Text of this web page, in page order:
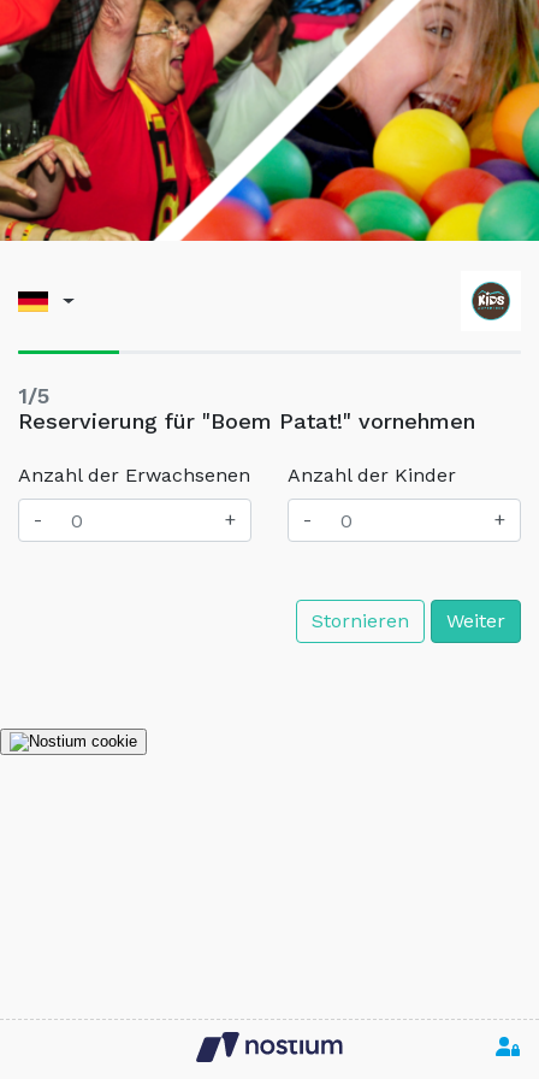
1/5
Reservierung für "Boem Patat!" vornehmen
Anzahl der Erwachsenen
-
+
Anzahl der Kinder
-
+
Stornieren Weiter